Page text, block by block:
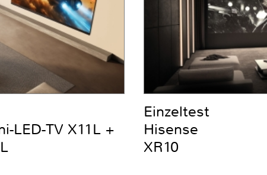
LED-TV X11L +
Einzeltest
Hisense
XR10